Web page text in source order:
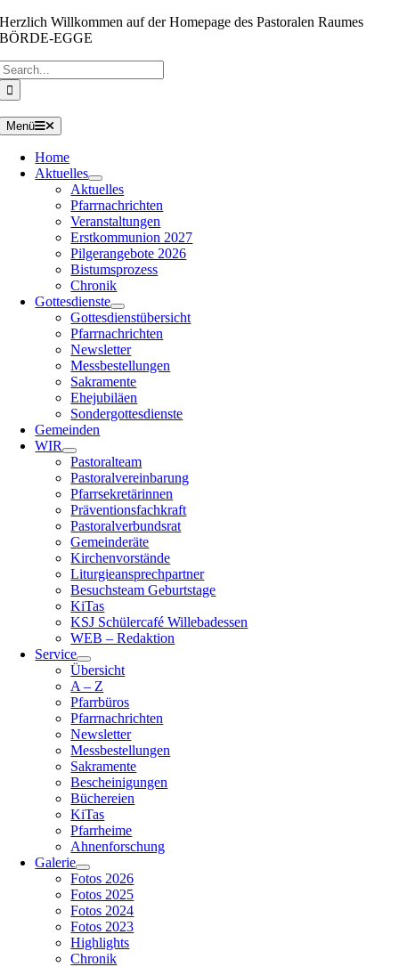
Zum
Inhalt
Herzlich Willkommen auf der Homepage des Pastoralen Raumes
BÖRDE-EGGE
Menü
Home
Aktuelles
Aktuelles
Pfarrnachrichten
Veranstaltungen
Erstkommunion 2027
Pilgerangebote 2026
Bistumsprozess
Chronik
Gottesdienste
Gottesdienstübersicht
Pfarrnachrichten
Newsletter
Messbestellungen
Sakramente
Ehejubiläen
Sondergottesdienste
Gemeinden
WIR
Pastoralteam
Pastoralvereinbarung
Pfarrsekretärinnen
Präventionsfachkraft
Pastoralverbundsrat
Gemeinderäte
Kirchenvorstände
Liturgieansprechpartner
Besuchsteam Geburtstage
KiTas
KSJ Schülercafé Willebadessen
WEB – Redaktion
Service
Übersicht
A – Z
Pfarrbüros
Pfarrnachrichten
Newsletter
Messbestellungen
Sakramente
Bescheinigungen
Büchereien
KiTas
Pfarrheime
Ahnenforschung
Galerie
Fotos 2026
Fotos 2025
Fotos 2024
Fotos 2023
Highlights
Chronik